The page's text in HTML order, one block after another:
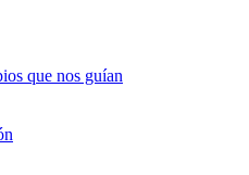
que nos guían